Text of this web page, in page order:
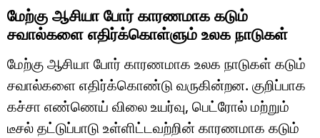
மேற்கு ஆசியா போர் காரணமாக கடும்
சவால்களை எதிர்க்கொள்ளும் உலக நாடுகள்
மேற்கு ஆசியா போர் காரணமாக உலக நாடுகள் கடும்
சவால்களை எதிர்க்கொண்டு வருகின்றன. குறிப்பாக
கச்சா எண்ணெய் விலை உயர்வு, பெட்ரோல் மற்றும்
டீசல் தட்டுப்பாடு உள்ளிட்டவற்றின் காரணமாக கடும்